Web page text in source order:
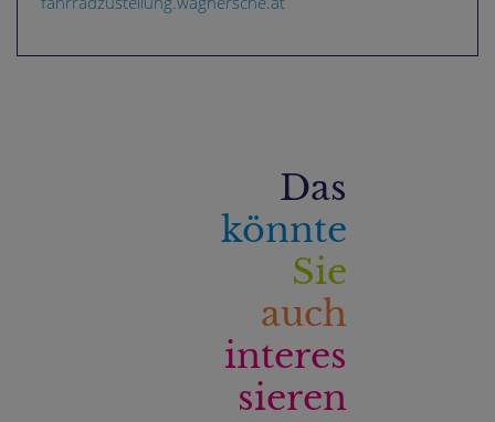
Das
könnte
Sie
auch
interes
sieren